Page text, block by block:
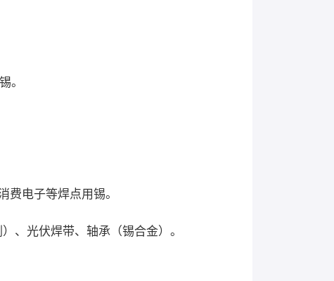
。
电子等焊点用锡。
、光伏焊带、轴承（锡合金）。